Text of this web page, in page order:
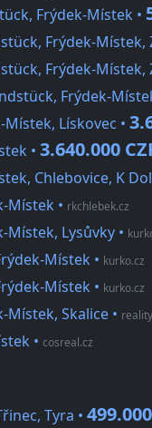
Frýdek-Místek •
Frýdek-Místek,
Frýdek-Místek,
Frýdek-
Lískovec •
• 3.640.000
Chlebovice, K
Místek • rkchlebek.cz
Místek, Lysůvky •
Místek • kurko.cz
Místek • kurko.cz
Místek, Skalice •
• cosreal.cz
Tyra •